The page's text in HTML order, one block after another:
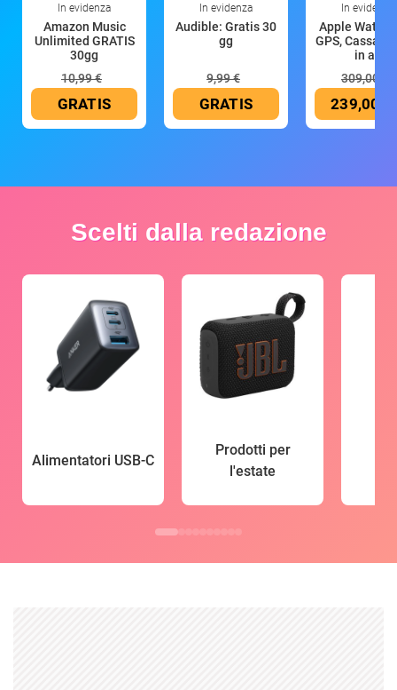
In evidenza
Amazon Music
Unlimited GRATIS
30gg
10,99 €
GRATIS
In evidenza
Audible: Gratis 30
gg
9,99 €
GRATIS
In evidenza
Apple Watch
GPS, Cassa
in all
309,00 €
239,00 €
Scelti dalla redazione
Alimentatori USB-C
Prodotti per
l'estate